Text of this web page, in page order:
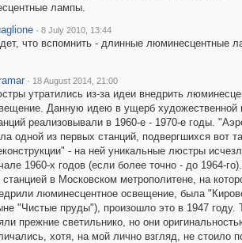
лампы.
· 8 July 2010, 13:44
что вспомнить - длинные люминесцентные
· 18 August 2014, 21:00
утратились из-за идеи внедрить
Данную идею в ущерб художественной
реализовывали в 1960-е - 1970-е годы.
одной из первых станций, подвергшихся вот
- на ней уникальные люстры
1960-х годов (если более точно - до 1964-
в Московском метрополитене, на
люминесцентное освещение, была
"Чистые пруды"), произошло это в 1947 году.
прежние светильнико, но они
хотя, на мой лично взгляд, не стоило